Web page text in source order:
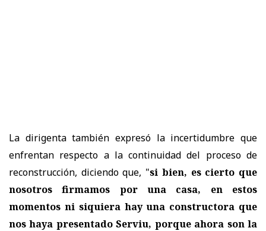
La dirigenta también expresó la incertidumbre que
enfrentan respecto a la continuidad del proceso de
reconstrucción, diciendo que, "si bien, es cierto que
nosotros firmamos por una casa, en estos
momentos ni siquiera hay una constructora que
nos haya presentado Serviu, porque ahora son la